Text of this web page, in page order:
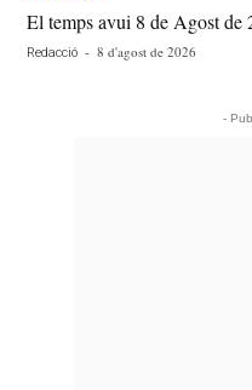
El temps avui 8 de Agost de
Redacció - 8 d'agost de 2026
-